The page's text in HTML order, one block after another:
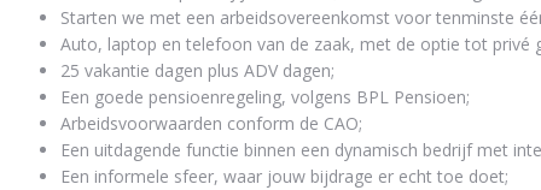
Starten we met een arbeidsovereenkomst voor tenminste
Auto, laptop en telefoon van de zaak, met de optie tot privé
25 vakantie dagen plus ADV dagen;
Een goede pensioenregeling, volgens BPL Pensioen;
Arbeidsvoorwaarden conform de CAO;
Een uitdagende functie binnen een dynamisch bedrijf met
Een informele sfeer, waar jouw bijdrage er echt toe doet;